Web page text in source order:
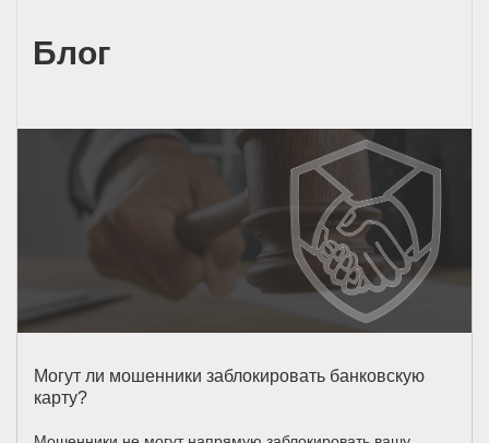
Блог
Могут ли мошенники заблокировать банковскую
карту?